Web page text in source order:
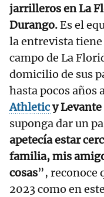
jarrilleros en La
Durango.Es el
la entrevista
campo de La
domicilio de sus
hasta pocos años
Athleticy Levante
suponga dar un
apetecía estar
familia, mis
cosas”, reconoce
2023 como en